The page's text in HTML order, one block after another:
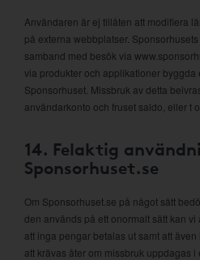
Användaren är ej tillåten att modifiera
på externa webbplatser.
samband med besök via
via produkter och applikationer
Sponsorhuset. Missbruk av detta
användarkonto och fruset saldo, eller t
14. Felaktig
Sponsorhuset.se
Om Sponsorhuset.se på något sätt
den används på ett onormalt sätt kan
att inga pengar betalas ut samt att
att krävas åter om missbruk uppdagas